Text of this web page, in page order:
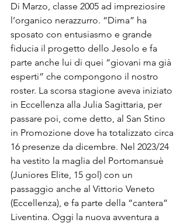
Di Marzo, classe 2005 ad impreziosire
l’organico nerazzurro. “Dima” ha
sposato con entusiasmo e grande
fiducia il progetto dello Jesolo e fa
parte anche lui di quei “giovani ma già
esperti” che compongono il nostro
roster. La scorsa stagione aveva iniziato
in Eccellenza alla Julia Sagittaria, per
passare poi, come detto, al San Stino
in Promozione dove ha totalizzato circa
16 presenze da dicembre. Nel 2023/24
ha vestito la maglia del Portomansuè
(Juniores Elite, 15 gol) con un
passaggio anche al Vittorio Veneto
(Eccellenza), e fa parte della “cantera”
Liventina. Oggi la nuova avventura a